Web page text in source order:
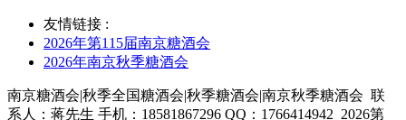
友情链接 :
2026年第115届南京糖酒会
2026年南京秋季糖酒会
南京糖酒会|秋季全国糖酒会|秋季糖酒会|南京秋季糖酒会 联
系人：蒋先生 手机：18581867296 QQ：1766414942 2026第